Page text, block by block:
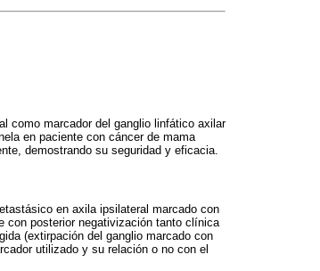
como marcador del ganglio linfático axilar
en paciente con cáncer de mama
demostrando su seguridad y eficacia.
en axila ipsilateral marcado con
con posterior negativización tanto clínica
(extirpación del ganglio marcado con
utilizado y su relación o no con el